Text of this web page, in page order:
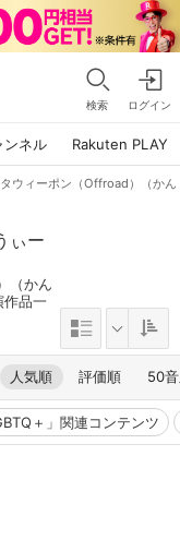
検索 ログイン
ンネル Rakuten PLAY
ウィーポン（Offroad）（か
ぃー
（かん
作品一
人気順 評価順 50
＋」関連コンテンツ